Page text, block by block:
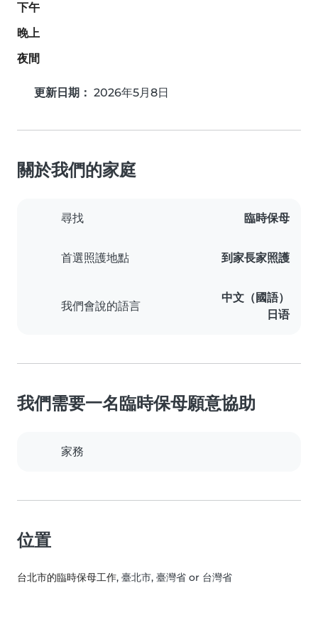
下午
晚上
夜間
更新日期： 2026年5月8日
關於我們的家庭
尋找 臨時保母
首選照護地點 到家長家照護
我們會說的語言
中文（國語）
日语
我們需要一名臨時保母願意協助
家務
位置
台北市的臨時保母工作, 臺北市, 臺灣省 or 台灣省